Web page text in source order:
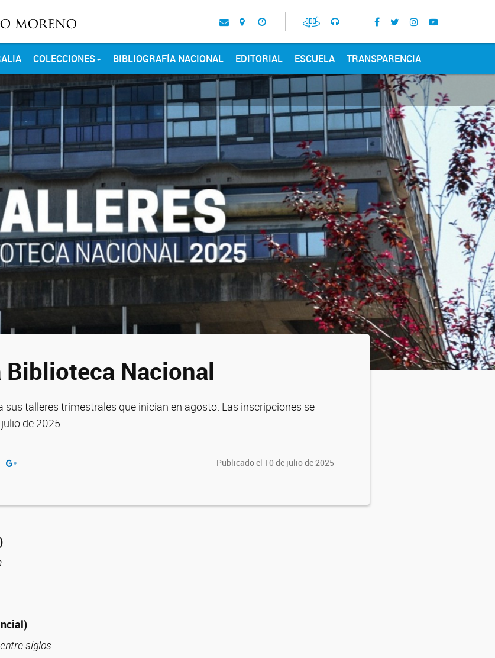
COLECCIONES BIBLIOGRAFÍA NACIONAL EDITORIAL ESCUELA TRANSPARENCIA
Biblioteca Nacional
sus talleres trimestrales que inician en agosto. Las inscripciones se
de 2025.
Publicado el 10 de julio de 2025
siglos